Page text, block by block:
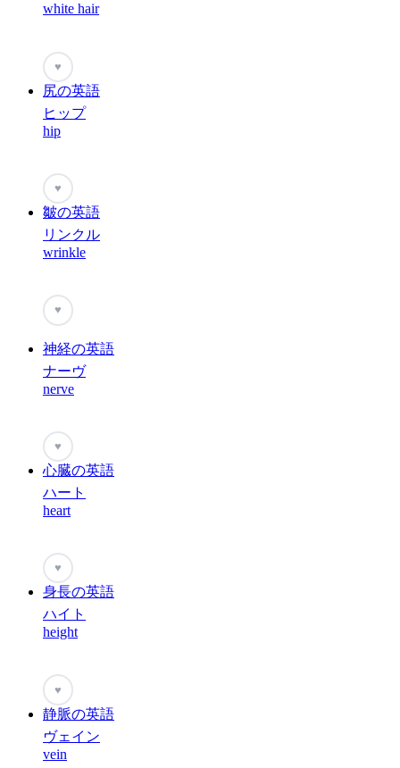
white hair
♥
尻の英語
ヒップ
hip
♥
皺の英語
リンクル
wrinkle
♥
神経の英語
ナーヴ
nerve
♥
心臓の英語
ハート
heart
♥
身長の英語
ハイト
height
♥
静脈の英語
ヴェイン
vein